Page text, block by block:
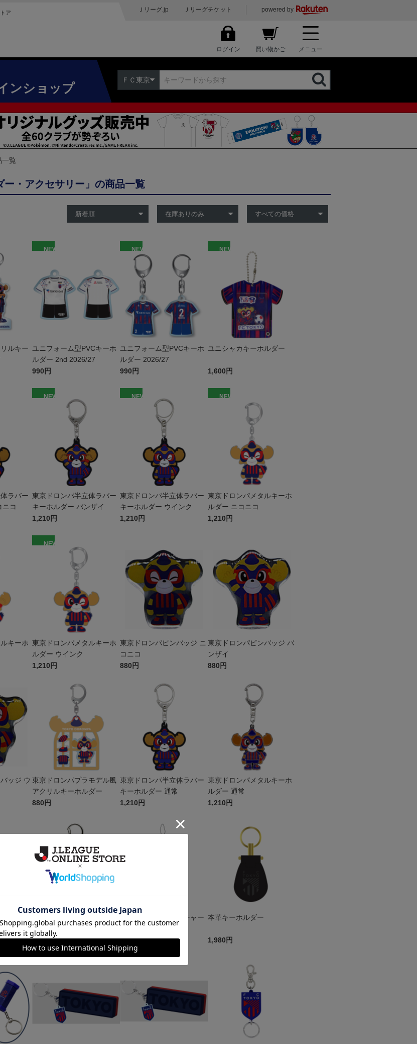
ア Ｊリーグ.jp Ｊリーグチケット powered by
ログイン 買い物かご メニュー
ンショップ
ＦＣ東京
一覧
ー・アクセサリー」の商品一覧
ルキー
NEW
ユニフォーム型PVCキーホ
ルダー 2nd 2026/27
990円
NEW
ユニフォーム型PVCキーホ
ルダー 2026/27
990円
NEW
ユニシャカキーホルダー
1,600円
ラバー
ニコ
NEW
東京ドロンパ半立体ラバー
キーホルダー バンザイ
1,210円
NEW
東京ドロンパ半立体ラバー
キーホルダー ウインク
1,210円
NEW
東京ドロンパメタルキーホ
ルダー ニコニコ
1,210円
キーホ
NEW
東京ドロンパメタルキーホ
ルダー ウインク
1,210円
東京ドロンパピンバッジ ニ
コニコ
880円
東京ドロンパピンバッジ バ
ンザイ
880円
ッジ ウ 東京ドロンパプラモデル風
アクリルキーホルダー
880円
東京ドロンパ半立体ラバー
キーホルダー 通常
1,210円
東京ドロンパメタルキーホ
ルダー 通常
1,210円
ルキー
スノードームキーホルダー
1,320円
東京ドロンパしっぽチャー
1,900円
本革キーホルダー
1,980円